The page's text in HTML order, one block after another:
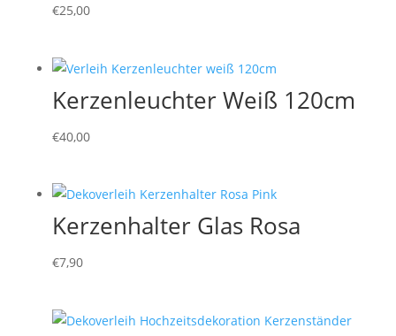
€25,00
Kerzenleuchter Weiß 120cm
€40,00
Kerzenhalter Glas Rosa
€7,90